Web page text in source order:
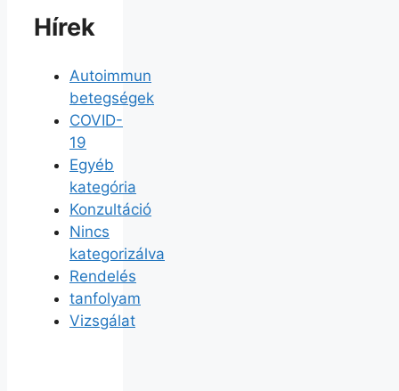
Hírek
Autoimmun
betegségek
COVID-
19
Egyéb
kategória
Konzultáció
Nincs
kategorizálva
Rendelés
tanfolyam
Vizsgálat